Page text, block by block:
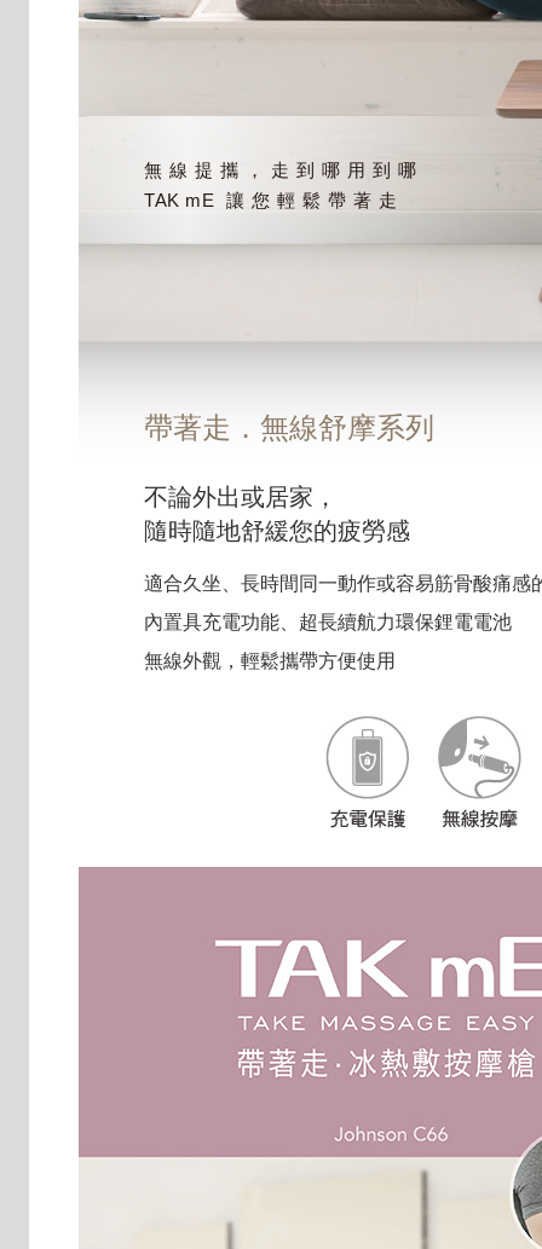
無線提攜，走到哪用到哪
TAK mE 讓您輕鬆帶著走
帶著走．無線舒摩系列
不論外出或居家，
隨時隨地舒緩您的疲勞感
適合久坐、長時間同一動作或容易筋骨酸痛感
內置具充電功能、超長續航力環保鋰電電池
無線外觀，輕鬆攜帶方便使用